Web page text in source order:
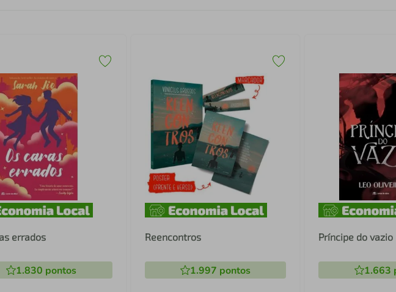
errados
1.830 pontos
Reencontros
1.997 pontos
Príncipe do vazio
1.663